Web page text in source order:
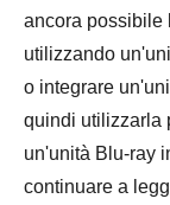
ancora possibile
utilizzando
o integrare
quindi utilizzarla
un'unità Blu-ray
continuare a